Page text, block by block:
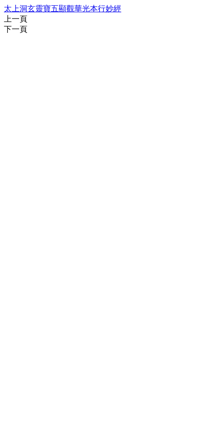
太上洞玄靈寶五顯觀華光本行妙經
上一頁
下一頁